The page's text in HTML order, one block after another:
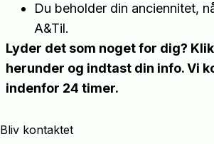
Du beholder din anciennitet,
A&Til.
Lyder det som noget for dig?
herunder og indtast din info. Vi
indenfor 24 timer.
Bliv kontaktet